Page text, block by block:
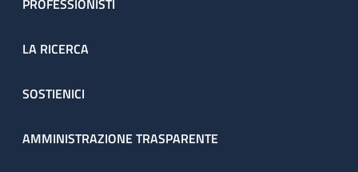
PROFESSIONISTI
LA RICERCA
SOSTIENICI
AMMINISTRAZIONE TRASPARENTE